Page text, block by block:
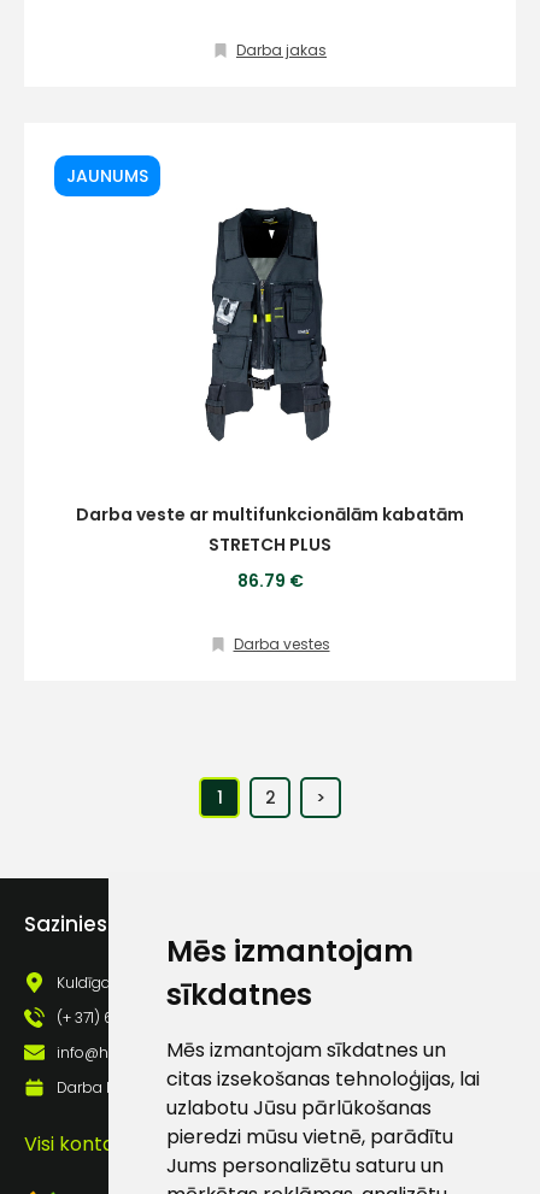
Mēs izmantojam
sīkdatnes
Mēs izmantojam sīkdatnes un
citas izsekošanas tehnoloģijas, lai
uzlabotu Jūsu pārlūkošanas
pieredzi mūsu vietnē, parādītu
Jums personalizētu saturu un
Darba jakas
JAUNUMS
Darba veste ar multifunkcionālām kabatām
STRETCH PLUS
86.79 €
Darba vestes
1 2 >
Sazinies ar mums
Kuldīgas iela 69a, Saldus, Saldus nov., LV - 3801
(+ 371) 63 881 186
info@hards.lv
Darba laiks: Darbadienās: 8:00 - 17:00
Visi kontakti